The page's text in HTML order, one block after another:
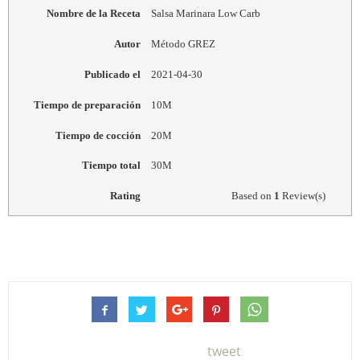
Nombre de la Receta Salsa Marinara Low Carb
Autor Método GREZ
Publicado el 2021-04-30
Tiempo de preparación 10M
Tiempo de cocción 20M
Tiempo total 30M
Rating Based on 1 Review(s)
tweet